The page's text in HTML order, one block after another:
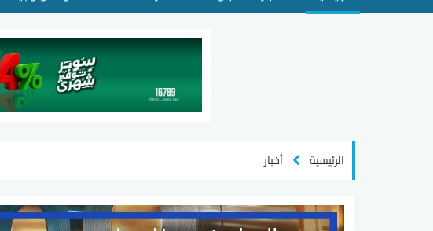
الرئيسية أخبار